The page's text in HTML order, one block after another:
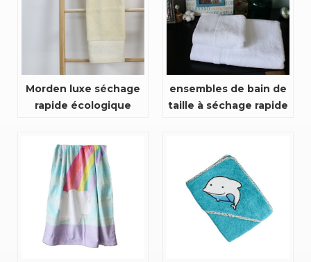
Morden luxe séchage
rapide écologique
nettoyant pour le
visage serviette en
tissu
ensembles de bain de
taille à séchage rapide
l'environnement blanc
100% serviettes de
luxe d'hôtel en coton
biologique